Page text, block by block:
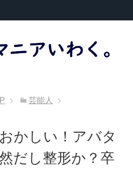
芸能人
かしい！アバタ
だし整形か？卒